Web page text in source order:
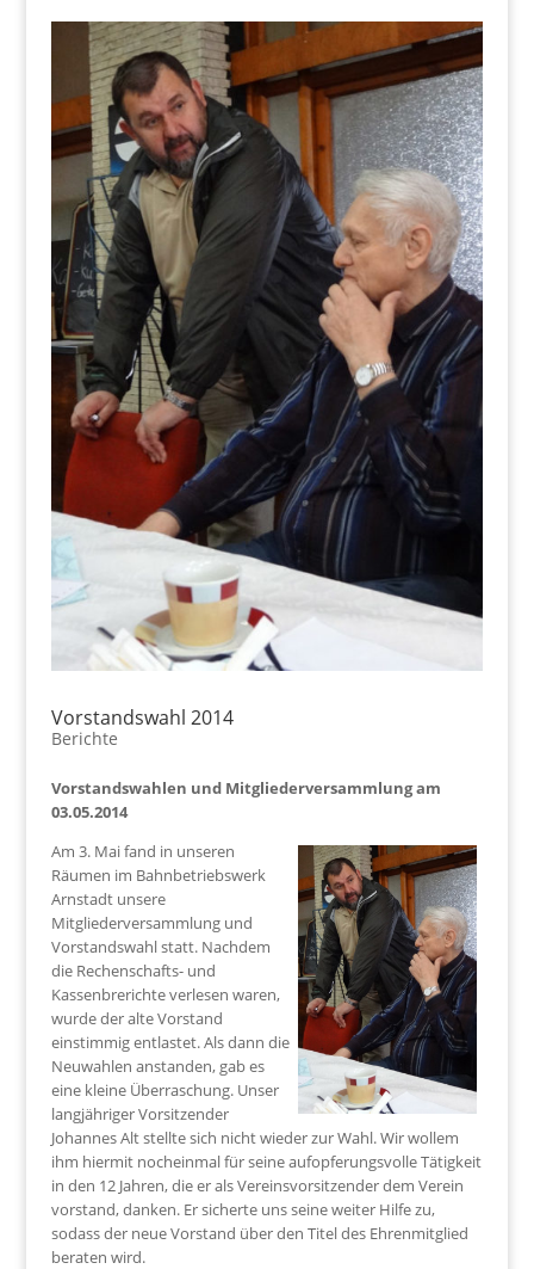
Vorstandswahl 2014
Berichte
Vorstandswahlen und Mitgliederversammlung am
03.05.2014
Am 3. Mai fand in unseren
Räumen im Bahnbetriebswerk
Arnstadt unsere
Mitgliederversammlung und
Vorstandswahl statt. Nachdem
die Rechenschafts- und
Kassenbrerichte verlesen waren,
wurde der alte Vorstand
einstimmig entlastet. Als dann die
Neuwahlen anstanden, gab es
eine kleine Überraschung. Unser
langjähriger Vorsitzender
Johannes Alt stellte sich nicht wieder zur Wahl. Wir wollem
ihm hiermit nocheinmal für seine aufopferungsvolle Tätigkeit
in den 12 Jahren, die er als Vereinsvorsitzender dem Verein
vorstand, danken. Er sicherte uns seine weiter Hilfe zu,
sodass der neue Vorstand über den Titel des Ehrenmitglied
beraten wird.